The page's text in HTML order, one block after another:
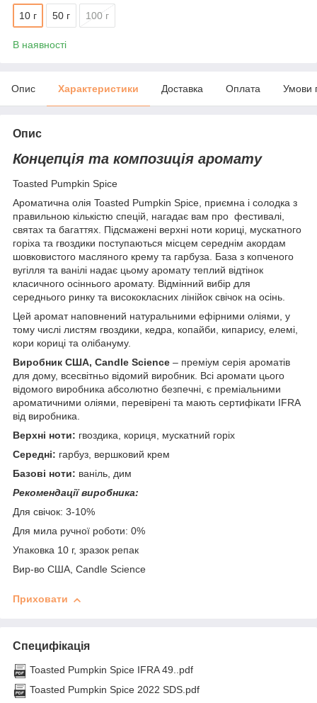
10 г 50 г 100 г
В наявності
Опис Характеристики Доставка Оплата Умови
Опис
Концепція та композиція аромату
Toasted Pumpkin Spice
Ароматична олія Toasted Pumpkin Spice, приємна і солодка з
правильною кількістю спецій, нагадає вам про фестивалі,
святах та багаттях. Підсмажені верхні ноти кориці, мускатного
горіха та гвоздики поступаються місцем середнім акордам
шовковистого масляного крему та гарбуза. База з копченого
вугілля та ванілі надає цьому аромату теплий відтінок
класичного осіннього аромату. Відмінний вибір для
середнього ринку та висококласних лінійок свічок на осінь.
Цей аромат наповнений натуральними ефірними оліями, у
тому числі листям гвоздики, кедра, копайби, кипарису, елемі,
кори кориці та олібануму.
Виробник США, Candle Science – преміум серія ароматів
для дому, всесвітньо відомий виробник. Всі аромати цього
відомого виробника абсолютно безпечні, є преміальними
ароматичними оліями, перевірені та мають сертифікати IFRA
від виробника.
Верхні ноти: гвоздика, кориця, мускатний горіх
Середні: гарбуз, вершковий крем
Базові ноти: ваніль, дим
Рекомендації виробника:
Для свічок: 3-10%
Для мила ручної роботи: 0%
Упаковка 10 г, зразок репак
Вир-во США, Candle Science
Приховати
Специфікація
Toasted Pumpkin Spice IFRA 49..pdf
Toasted Pumpkin Spice 2022 SDS.pdf